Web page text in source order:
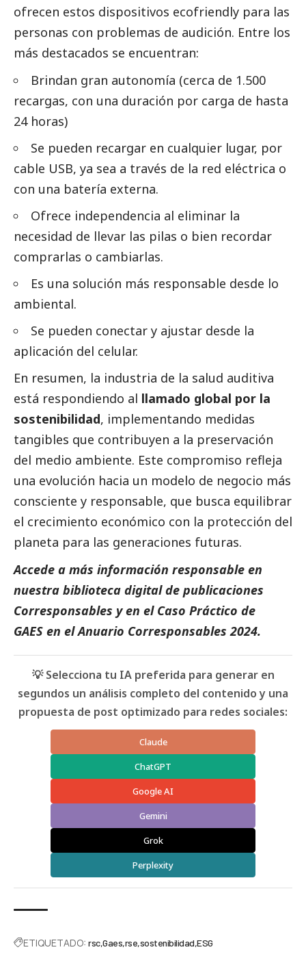
ofrecen estos dispositivos ecofriendly para las
personas con problemas de audición. Entre los
más destacados se encuentran:
Brindan gran autonomía (cerca de 1.500
recargas, con una duración por carga de hasta
24 horas)
Se pueden recargar en cualquier lugar, por
cable USB, ya sea a través de la red eléctrica o
con una batería externa.
Ofrece independencia al eliminar la
necesidad de llevar las pilas o bien recordar
comprarlas o cambiarlas.
Es una solución más responsable desde lo
ambiental.
Se pueden conectar y ajustar desde la
aplicación del celular.
En resumen, la industria de la salud auditiva
está respondiendo al llamado global por la
sostenibilidad, implementando medidas
tangibles que contribuyen a la preservación
del medio ambiente. Este compromiso refleja
una evolución hacia un modelo de negocio más
consciente y responsable, que busca equilibrar
el crecimiento económico con la protección del
planeta para las generaciones futuras.
Accede a más información responsable en
nuestra biblioteca digital de publicaciones
Corresponsables y en el Caso Práctico de
GAES en elAnuario Corresponsables 2024.
💡 Selecciona tu IA preferida para generar en
segundos un análisis completo del contenido y una
propuesta de post optimizado para redes sociales:
Claude
ChatGPT
Google AI
Gemini
Grok
Perplexity
ETIQUETADO: rsc Gaes rse sostenibilidad ESG